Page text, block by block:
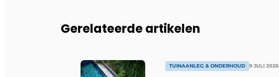
Gerelateerde artikelen
TUINAANLEG & ONDERHOUD 9 JULI 2026